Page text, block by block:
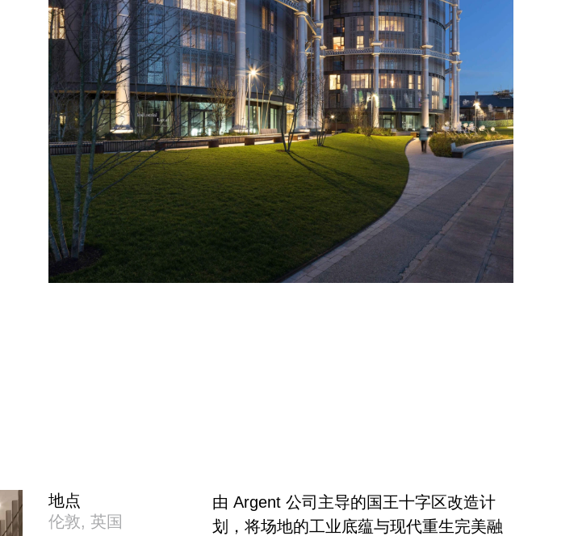
地点
伦敦, 英国
由 Argent 公司主导的国王十字区改造计
划，将场地的工业底蕴与现代重生完美融